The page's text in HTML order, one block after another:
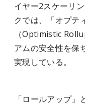
イヤー2スケーリ
クでは、「オプテ
（Optimistic
アムの安全性を保
実現している。
「ロールアップ